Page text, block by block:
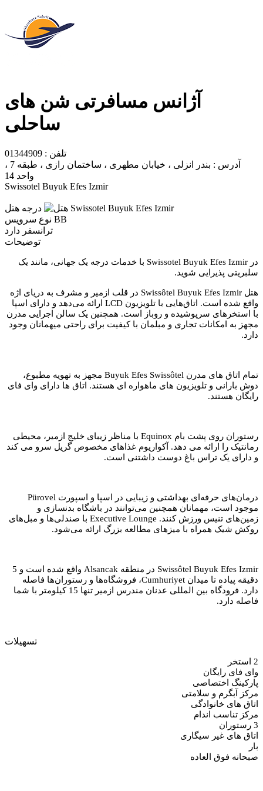
آژانس مسافرتی شن های
ساحلی
تلفن : 01344909
آدرس :
بندر انزلی ، خیابان مطهری ، ساختمان رازی ، طبقه 7 ،
واحد 14
Swissotel Buyuk Efes Izmir
درجه هتل
نوع سرویس BB
ترانسفر دارد
توضیحات
در Swissotel Buyuk Efes Izmir با خدمات درجه یک جهانی، مانند یک
سلبریتی پذیرایی شوید.
هتل Swissôtel Buyuk Efes Izmir در قلب ازمیر و مشرف به دریای اژه
واقع شده است. اتاق‌هایی با تلویزیون LCD ارائه می‌دهد و دارای اسپا
با استخرهای سرپوشیده و روباز است. همچنین یک سالن اجرایی مدرن
مجهز به امکانات تجاری و مبلمان با کیفیت برای راحتی میهمانان وجود
دارد.
تمام اتاق های مدرن Buyuk Efes Swissôtel مجهز به تهویه مطبوع،
دوش بارانی و تلویزیون های ماهواره ای هستند. اتاق ها دارای وای فای
رایگان هستند.
رستوران روی پشت بام Equinox با مناظر زیبای خلیج ازمیر، محیطی
رمانتیک را ارائه می دهد. آکواریوم غذاهای مخصوص گریل سرو می کند
و دارای یک تراس باغ دوست داشتنی است.
درمان‌های حرفه‌ای بهداشتی و زیبایی در اسپا و اسپورت Pürovel
موجود است، مهمانان همچنین می‌توانند در باشگاه بدنسازی و
زمین‌های تنیس ورزش کنند. Executive Lounge با صندلی‌ها و مبل‌های
روکش شیک همراه با میزهای مطالعه بزرگ ارائه می‌شود.
Swissôtel Buyuk Efes Izmir در منطقه Alsancak واقع شده است و 5
دقیقه پیاده تا میدان Cumhuriyet، فروشگاه‌ها و رستوران‌ها فاصله
دارد. فرودگاه بین المللی عدنان مندرس ازمیر تنها 15 کیلومتر با شما
فاصله دارد.
تسهيلات
2 استخر
وای فای رایگان
پارکینگ اختصاصی
مرکز آبگرم و سلامتی
اتاق های خانوادگی
مرکز تناسب اندام
3 رستوران
اتاق های غیر سیگاری
بار
صبحانه فوق العاده